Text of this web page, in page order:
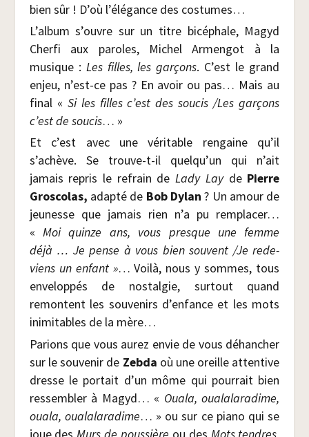
bien sûr ! D’où l’élégance des costumes…
L’album s’ouvre sur un titre bicé­phale, Magyd
Cher­fi aux paroles, Michel Armen­got à la
musique : Les filles, les gar­çons. C’est le grand
enjeu, n’est-ce pas ? En avoir ou pas… Mais au
final « Si les filles c’est des sou­cis /​Les gar­çons
c’est de sou­cis… »
Et c’est avec une véri­table ren­gaine qu’il
s’achève. Se trouve-t-il quelqu’un qui n’ait
jamais repris le refrain deLady Layde Pierre
Gros­co­las, adap­té de Bob Dylan ? Un amour de
jeu­nesse que jamais rien n’a pu rem­pla­cer…
« Moi quinze ans, vous presque une femme
déjà … Je pense à vous bien sou­vent /​Je rede­
viens un enfant »… Voi­là, nous y sommes, tous
enve­lop­pés de nos­tal­gie, sur­tout quand
remontent les sou­ve­nirs d’enfance et les mots
inimi­tables de la mère…
Parions que vous aurez envie de vous déhan­cher
sur le sou­ve­nir de Zeb­da où une oreille atten­tive
dresse le por­tait d’un môme qui pour­rait bien
res­sem­bler à Magyd… « Oua­la, oua­la­la­ra­dime,
oua­la, oua­la­la­ra­dime… » ou sur ce pia­no qui se
joue desMurs de pous­sière ou des Mots tendres,